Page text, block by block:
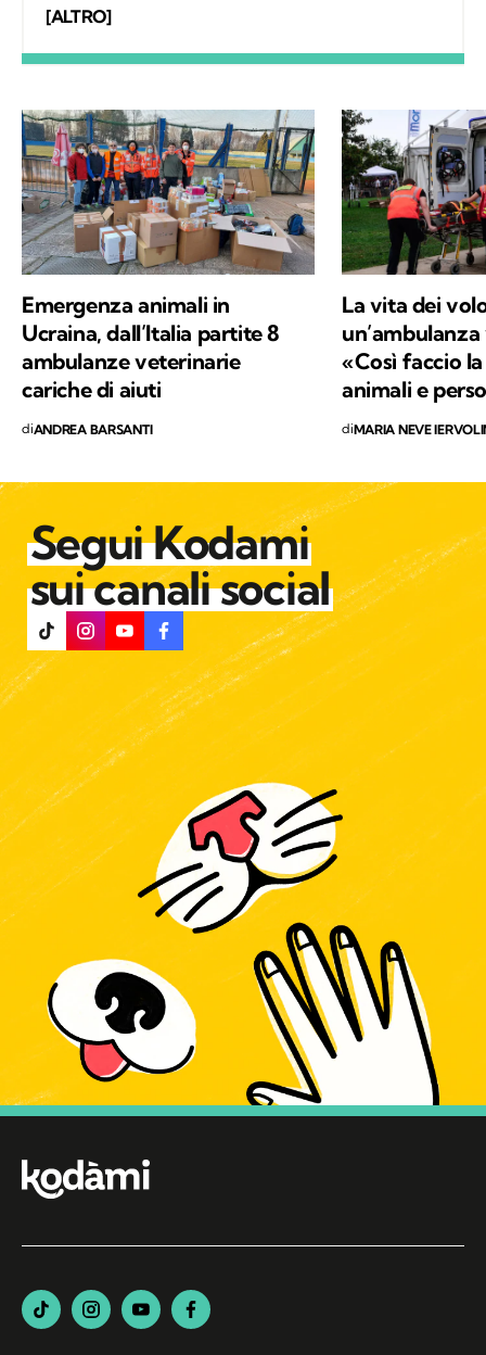
mondo della carta stampata, dove mi sono
all’aria aperta, e appena posso mi cimento in
percorsi di trekking nella natura. Nella filosofia
di Kodami ho ritrovato i miei valori e un
approccio consapevole ma agile ai problemi
del mondo.
[ALTRO]
Emergenza animali in
Ucraina, dall’Italia partite 8
ambulanze veterinarie
cariche di aiuti
diANDREA BARSANTI
La vita dei
«Così faccio
animali e
diMARIA NEVE
Segui Kodami
sui canali social